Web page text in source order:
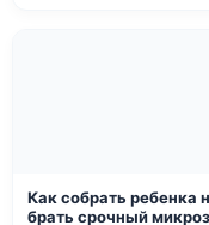
Как собрать ребенка
брать срочный